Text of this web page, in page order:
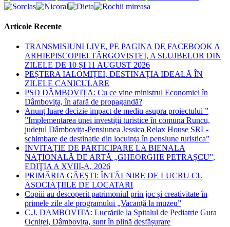
Articole Recente
TRANSMISIUNI LIVE, PE PAGINA DE FACEBOOK A
ARHIEPISCOPIEI TÂRGOVIȘTEI, A SLUJBELOR DIN
ZILELE DE 10 ȘI 11 AUGUST 2026
PEȘTERA IALOMIȚEI, DESTINAȚIA IDEALĂ ÎN
ZILELE CANICULARE
PSD DÂMBOVIȚA: Cu ce vine ministrul Economiei în
Dâmbovița, în afară de propagandă?
Anunț luare decizie impact de mediu asupra proiectului ”
”Implementarea unei investiții turistice în comuna Runcu,
județul Dâmbovița-Pensiunea Jessica Relax House SRL-
schimbare de destinație din locuința în pensiune turistica”
INVITAȚIE DE PARTICIPARE LA BIENALA
NAȚIONALĂ DE ARTĂ „GHEORGHE PETRAȘCU”,
EDIŢIA A XVIII-A, 2026
PRIMĂRIA GĂEȘTI: ÎNTÂLNIRE DE LUCRU CU
ASOCIAȚIILE DE LOCATARI
Copiii au descoperit patrimoniul prin joc și creativitate în
primele zile ale programului „Vacanță la muzeu”
C.J. DAMBOVITA: Lucrările la Spitalul de Pediatrie Gura
Ocniței, Dâmbovița, sunt în plină desfășurare